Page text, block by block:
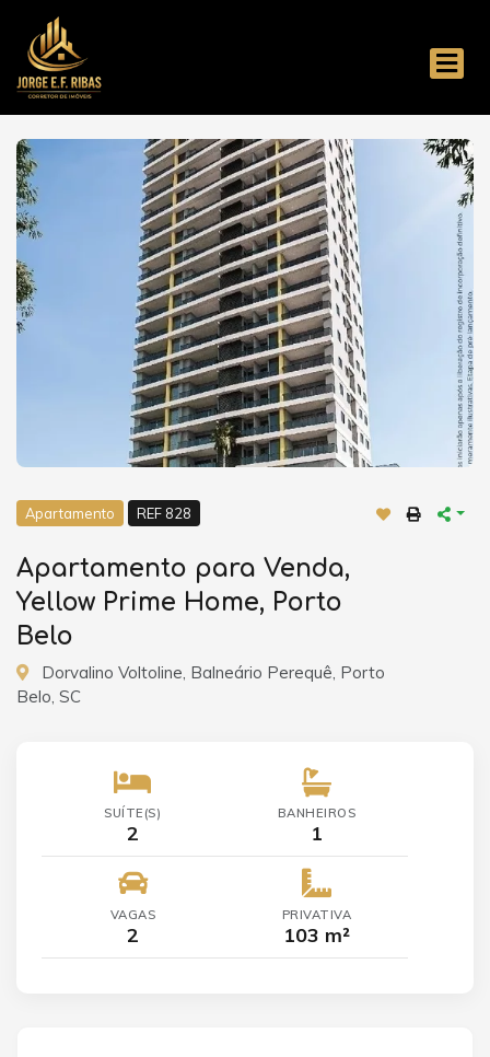
Apartamento REF 828
Apartamento para Venda,
Yellow Prime Home, Porto
Belo
Dorvalino Voltoline, Balneário Perequê, Porto
Belo, SC
SUÍTE(S)
2
BANHEIROS
1
VAGAS
2
PRIVATIVA
103 m²